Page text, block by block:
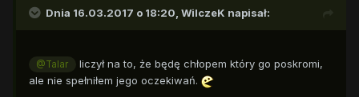
Dnia 16.03.2017 o 18:20, WilczeK napisał:
@Talar
liczył na to, że będę chłopem który go poskromi,
ale nie spełniłem jego oczekiwań.